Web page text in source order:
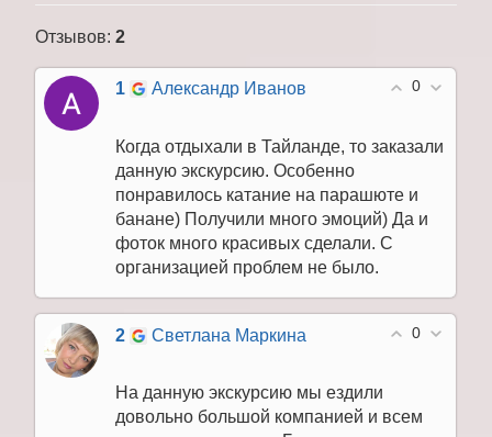
Отзывов: 2
0
1 Александр Иванов
Когда отдыхали в Тайланде, то заказали
данную экскурсию. Особенно
понравилось катание на парашюте и
банане) Получили много эмоций) Да и
фоток много красивых сделали. С
организацией проблем не было.
0
2 Светлана Маркина
На данную экскурсию мы ездили
довольно большой компанией и всем